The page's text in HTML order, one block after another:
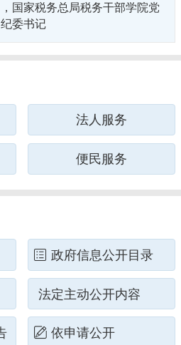
，国家税务总局税务干部学院党
委书记
法人服务
便民服务
政府信息公开目录
法定主动公开内容
依申请公开